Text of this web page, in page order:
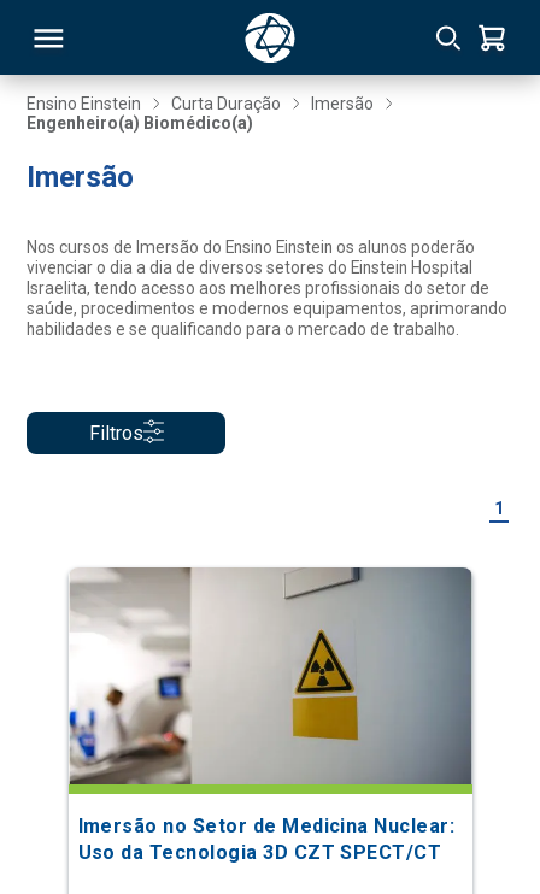
Ensino Einstein Curta Duração
Imersão
Engenheiro(a) Biomédico(a)
Imersão
Nos cursos de Imersão do Ensino Einstein os alunos poderão
vivenciar o dia a dia de diversos setores do Einstein Hospital
Israelita, tendo acesso aos melhores profissionais do setor de
saúde, procedimentos e modernos equipamentos, aprimorando
habilidades e se qualificando para o mercado de trabalho.
Filtros
1
Imersão no Setor de Medicina Nuclear:
Uso da Tecnologia 3D CZT SPECT/CT